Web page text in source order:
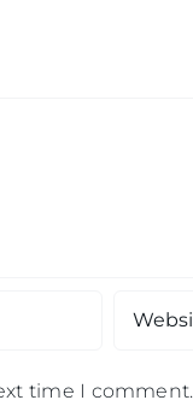
time I comment.